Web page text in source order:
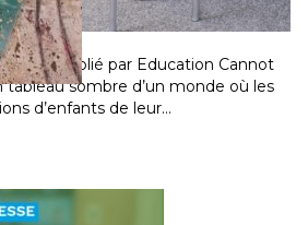
publié par Education Cannot
tableau sombre d’un monde où les
d’enfants de leur…